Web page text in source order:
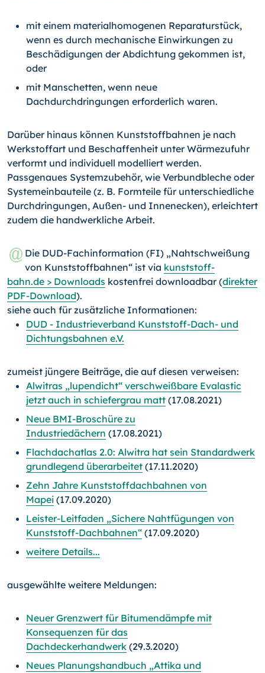
mit einem materialhomogenen Reparaturstück,
wenn es durch mechanische Einwirkungen zu
Beschädigungen der Abdichtung gekommen ist,
oder
mit Manschetten, wenn neue
Dachdurchdringungen erforderlich waren.
Darüber hinaus können Kunststoffbahnen je nach
Werkstoffart und Beschaffenheit unter Wärmezufuhr
verformt und individuell modelliert werden.
Passgenaues Systemzubehör, wie Verbundbleche oder
Systemeinbauteile (z. B. Formteile für unterschiedliche
Durchdringungen, Außen- und Innenecken), erleichtert
zudem die handwerkliche Arbeit.
Die DUD-Fachinformation (FI) „Nahtschweißung
von Kunststoffbahnen“ ist via kunststoff-
bahn.de > Downloads kostenfrei downloadbar (direkter
PDF-Download).
siehe auch für zusätzliche Informationen:
DUD - Industrieverband Kunststoff-Dach- und
Dichtungsbahnen e.V.
zumeist jüngere Beiträge, die auf diesen verweisen:
Alwitras „lupendicht“ verschweißbare Evalastic
jetzt auch in schiefergrau matt (17.08.2021)
Neue BMI-Broschüre zu
Industriedächern (17.08.2021)
Flachdachatlas 2.0: Alwitra hat sein Standardwerk
grundlegend überarbeitet (17.11.2020)
Zehn Jahre Kunststoffdachbahnen von
Mapei (17.09.2020)
Leister-Leitfaden „Sichere Nahtfügungen von
Kunststoff-Dachbahnen“ (17.09.2020)
weitere Details...
ausgewählte weitere Meldungen:
Neuer Grenzwert für Bitumendämpfe mit
Konsequenzen für das
Dachdeckerhandwerk (29.3.2020)
Neues Planungshandbuch „Attika und